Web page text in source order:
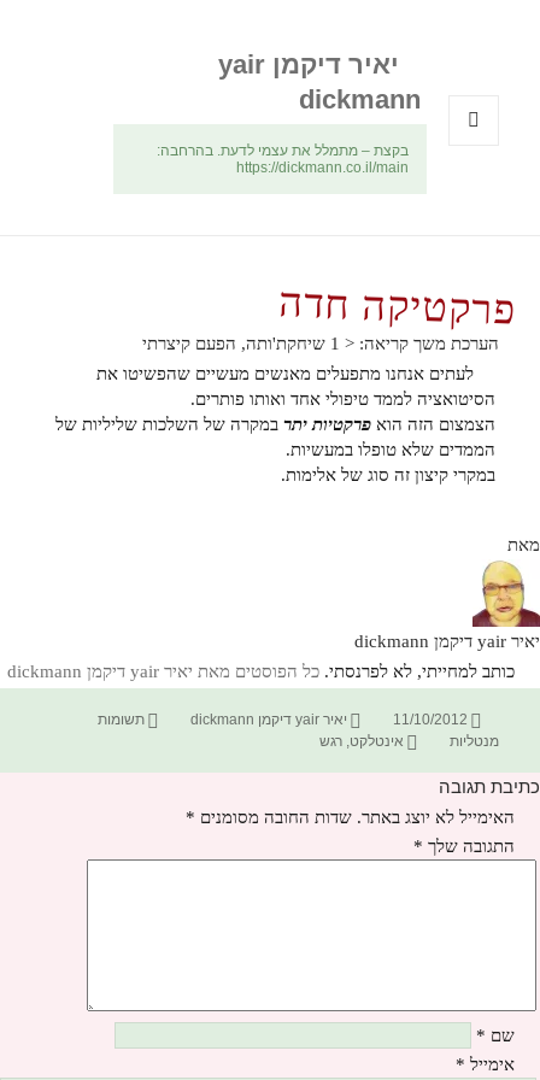
יאיר דיקמן yair
dickmann
בקצת – מתמלל את עצמי לדעת. בהרחבה:
https://dickmann.co.il/main
פרקטיקה חדה
הערכת משך קריאה: < 1
שיחקת'ותה, הפעם קיצרתי
לעתים אנחנו מתפעלים מאנשים מעשיים שהפשיטו את
הסיטואציה לממד טיפולי אחד ואותו פותרים.
הצמצום הזה הואפרקטיות יתר במקרה של השלכות שליליות של
הממדים שלא טופלו במעשיות.
במקרי קיצון זה סוג של אלימות.
מאת
יאיר yair דיקמן dickmann
כותב למחייתי, לא לפרנסתי. כל הפוסטים מאת יאיר yair דיקמן dickmann‏
פורסם
בתאריך
11/10/2012 מחבר
יאיר yair דיקמן dickmann קטגוריות
תשומות
מנטליות
תגיות
אינטלקט,רגש
כתיבת תגובה
האימייל לא יוצג באתר. שדות החובה מסומנים *
התגובה שלך *
שם *
אימייל *